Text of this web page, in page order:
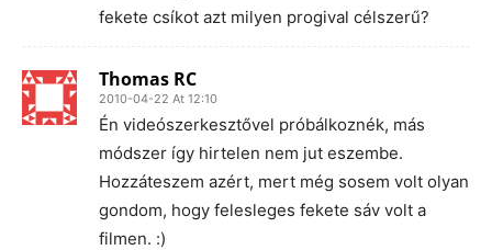
fekete csíkot azt milyen progival célszerű?
Thomas RC
2010-04-22 At 12:10
Én videószerkesztővel próbálkoznék, más
módszer így hirtelen nem jut eszembe.
Hozzáteszem azért, mert még sosem volt olyan
gondom, hogy felesleges fekete sáv volt a
filmen. :)